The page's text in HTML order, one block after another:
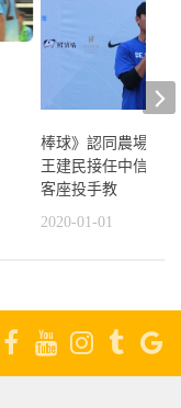
棒球》認同農場養
王建⺠接任中信兄
客座投⼿教
2020-01-01